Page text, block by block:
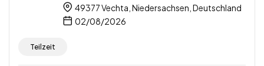
49377 Vechta, Niedersachsen, Deutschland
02/08/2026
Teilzeit